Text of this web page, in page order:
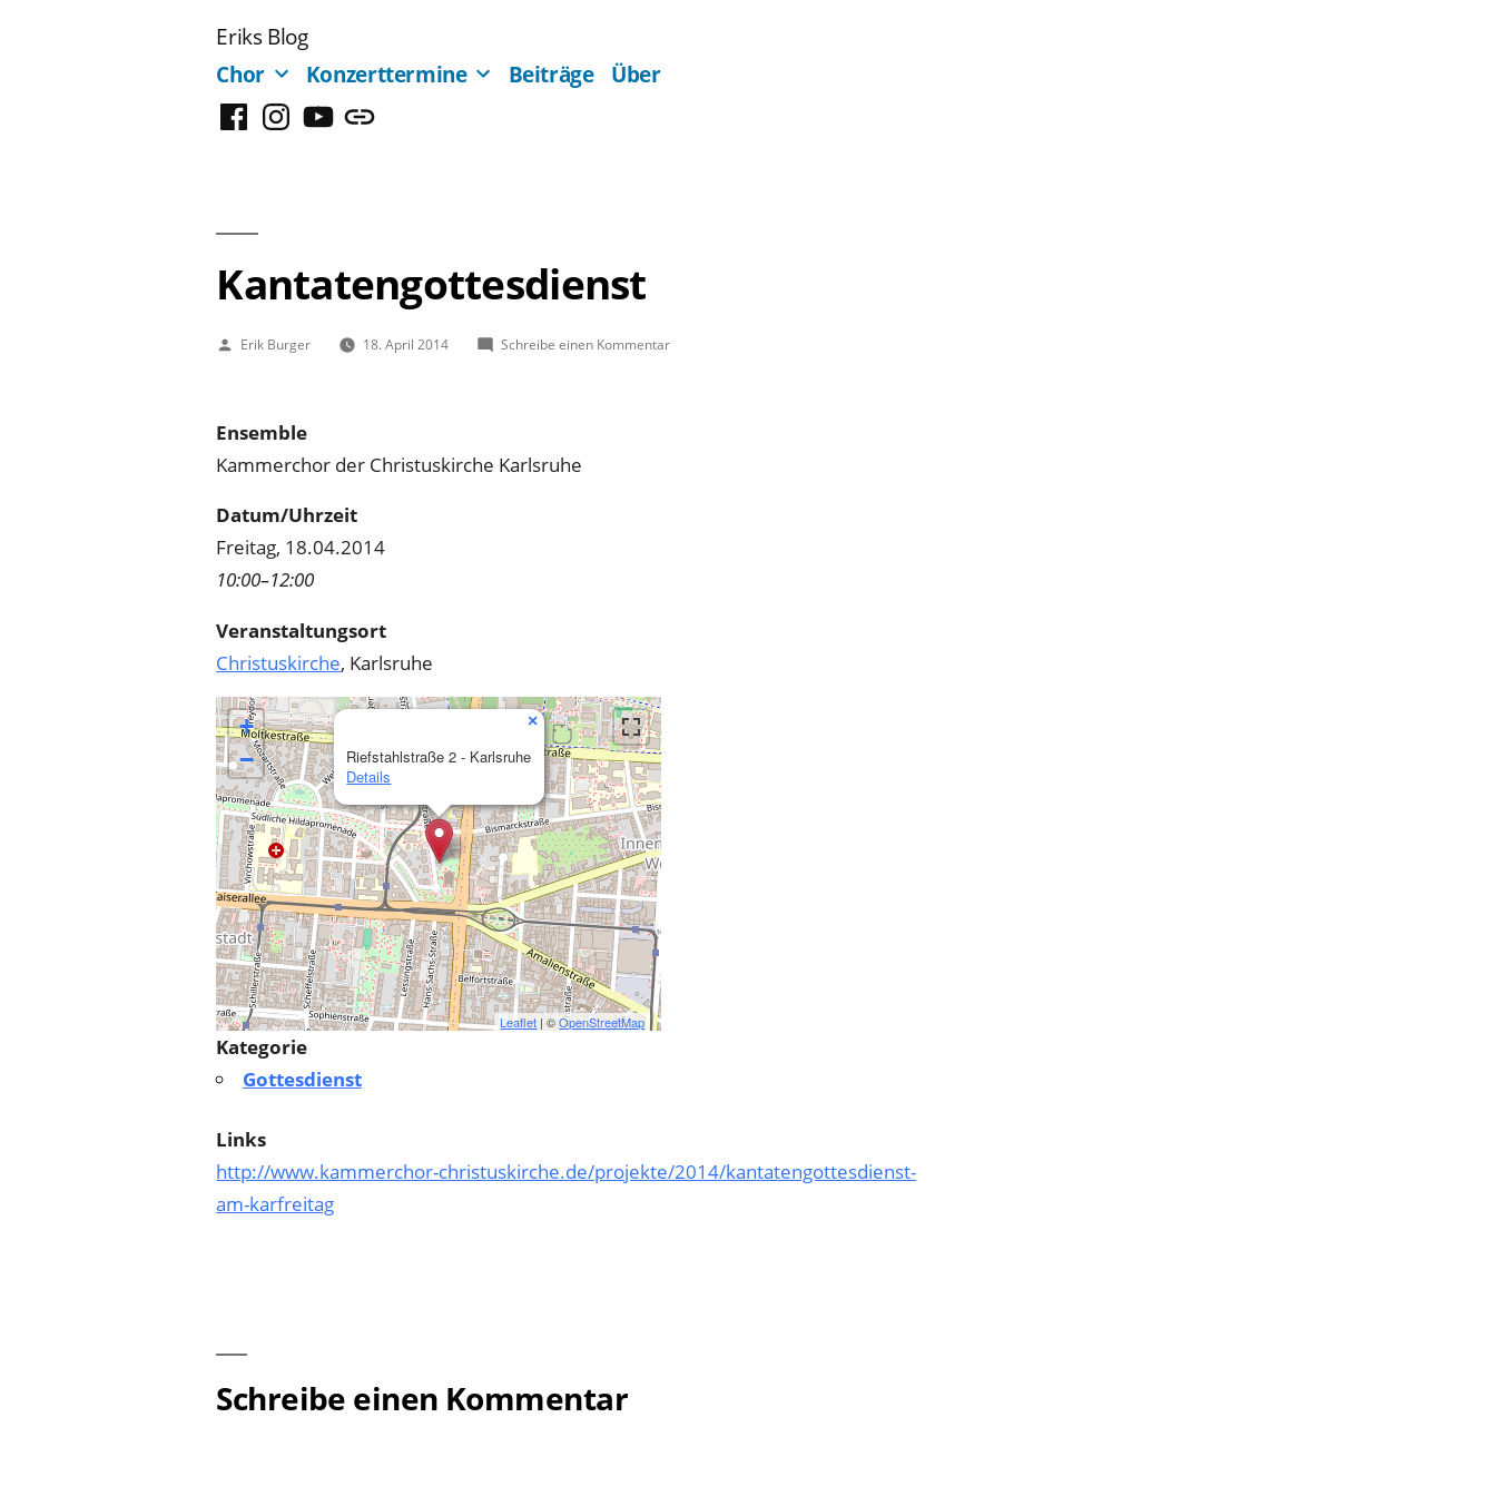
Eriks Blog
Chor
Konzerttermine Beiträge Über
FacebookInstagram
YouTubeMastodon
Kantatengottesdienst
Veröffentlicht
Erik Burger 18. April 2014 Schreibe einen Kommentarzu
Ensemble
Kammerchor der Christuskirche Karlsruhe
Datum/Uhrzeit
Freitag, 18.04.2014
10:00–12:00
Veranstaltungsort
Christuskirche, Karlsruhe
Riefstahlstraße 2 - Karlsruhe
Details
×
+
−
Leaflet | ©OpenStreetMap
Kategorie
Gottesdienst
Links
http://www.kammerchor-christuskirche.de/projekte/2014/kantatengottesdienst-
am-karfreitag
Schreibe einen Kommentar